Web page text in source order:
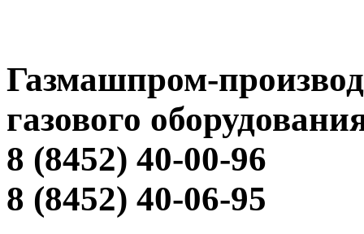
Газмашпром-
газового
8 (8452) 40-00-96
8 (8452) 40-06-95